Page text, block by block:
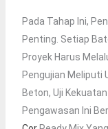
Pada Tahap Ini,
Penting. Setiap
Proyek Harus
Pengujian Meliputi
Beton, Uji
Pengawasan Ini